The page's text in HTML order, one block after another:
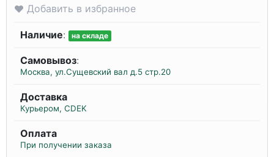
Добавить в избранное
Наличие: на складе
Самовывоз:
Москва, ул.Сущевский вал д.5 стр.20
Доставка
Курьером, CDEK
Оплата
При получении заказа